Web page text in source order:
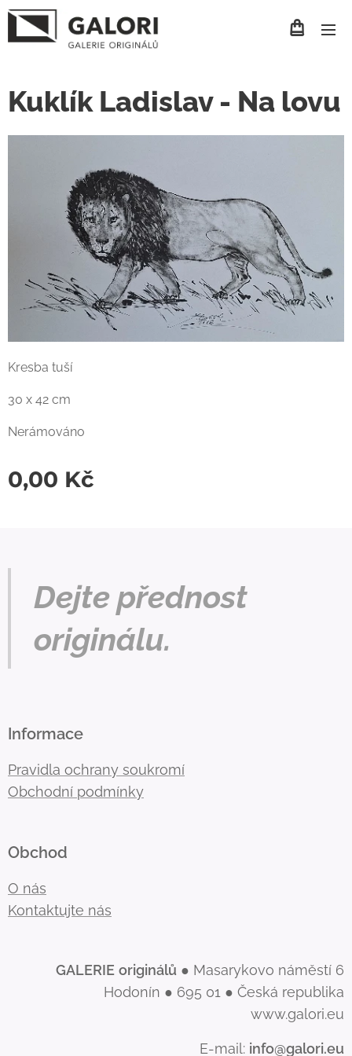
Kuklík Ladislav - Na lovu
Kresba tuší
30 x 42 cm
Nerámováno
0,00 Kč
Dejte přednost
originálu.
Informace
Pravidla ochrany soukromí
Obchodní podmínky
Obchod
O nás
Kontaktujte nás
GALERIE originálů ● Masarykovo náměstí 6
Hodonín ● 695 01 ● Česká republika
www.galori.eu
E-mail: info@galori.eu